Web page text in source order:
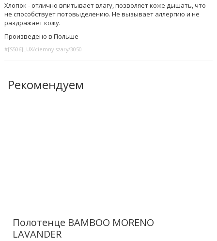
Хлопок - отлично впитывает влагу, позволяет коже дышать, что
не способствует потовыделению. Не вызывает аллергию и не
раздражает кожу.
Произведено в Польше
#[S506]LUX/ciemny szary/3050
Рекомендуем
Полотенце BAMBOO MORENO
LAVANDER